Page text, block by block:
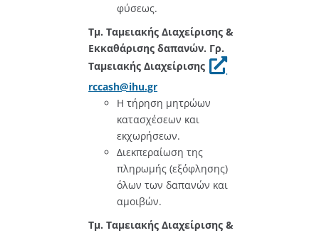
φύσεως.
Τμ. Ταμειακής Διαχείρισης &
Εκκαθάρισης δαπανών. Γρ.
Ταμειακής Διαχείρισης
rccash@ihu.gr
Η τήρηση μητρώων
κατασχέσεων και
εκχωρήσεων.
Διεκπεραίωση της
πληρωμής (εξόφλησης)
όλων των δαπανών και
αμοιβών.
Τμ. Ταμειακής Διαχείρισης &